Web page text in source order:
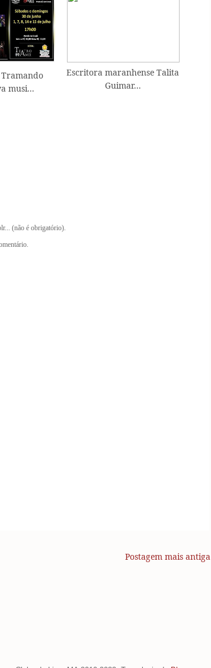
musi...
Escritora maranhense Talita
Guimar...
(não é obrigatório).
Postagem mais antiga